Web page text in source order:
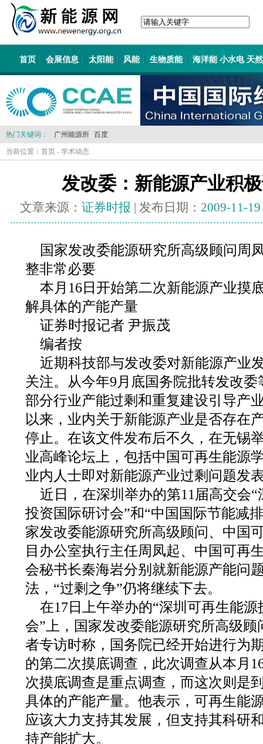
首页 会展信息 太阳能 风能 生物质能 海洋能 小水电 天
热门关键词： 广州能源所 百度
当前位置： 首页 - 学术动态
发改委：新能源产业积
文章来源： 证券时报 | 发布日期： 2009-11-19
国家发改委能源研究所高级顾问周
整非常必要
本月16日开始第二次新能源产业摸
解具体的产能产量
证券时报记者 尹振茂
编者按
近期科技部与发改委对新能源产业
关注。从今年9月底国务院批转发改
部分行业产能过剩和重复建设引导产
以来，业内关于新能源产业是否存在
停止。在该文件发布后不久，在无锡
业高峰论坛上，包括中国可再生能源
业内人士即对新能源产业过剩问题发
近日，在深圳举办的第11届高交会
投资国际研讨会”和“中国国际节能减
家发改委能源研究所高级顾问、中国
目办公室执行主任周凤起、中国可再
会秘书长秦海岩分别就新能源产能问
法，“过剩之争”仍将继续下去。
在17日上午举办的“深圳可再生能
会”上，国家发改委能源研究所高级
者专访时称，国务院已经开始进行为
的第二次摸底调查，此次调查从本月
次摸底调查是重点调查，而这次则是
具体的产能产量。他表示，可再生能
应该大力支持其发展，但支持其科研
持产能扩大。